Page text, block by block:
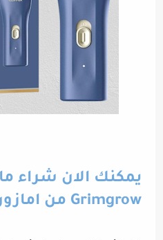
يمكنك الان شراء
Grimgrow من امازون السعودية